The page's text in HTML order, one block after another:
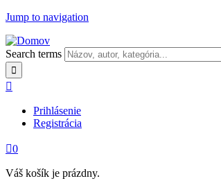
Jump to navigation
Search terms

Prihlásenie
Registrácia
0
Váš košík je prázdny.